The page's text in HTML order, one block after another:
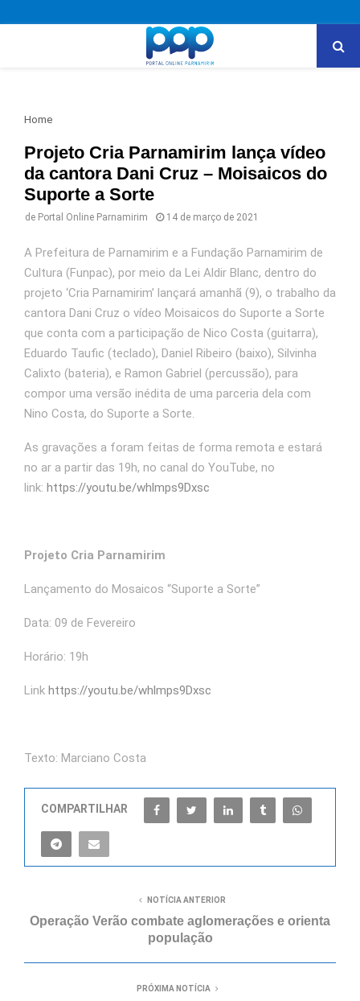
Home
Projeto Cria Parnamirim lança vídeo
da cantora Dani Cruz – Moisaicos do
Suporte a Sorte
de Portal Online Parnamirim 14 de março de 2021
A Prefeitura de Parnamirim e a Fundação Parnamirim de
Cultura (Funpac), por meio da Lei Aldir Blanc, dentro do
projeto ‘Cria Parnamirim’ lançará amanhã (9), o trabalho da
cantora Dani Cruz o vídeo Moisaicos do Suporte a Sorte
que conta com a participação de Nico Costa (guitarra),
Eduardo Taufic (teclado), Daniel Ribeiro (baixo), Silvinha
Calixto (bateria), e Ramon Gabriel (percussão), para
compor uma versão inédita de uma parceria dela com
Nino Costa, do Suporte a Sorte.
As gravações a foram feitas de forma remota e estará
no ar a partir das 19h, no canal do YouTube, no
link: https://youtu.be/whlmps9Dxsc
Projeto Cria Parnamirim
Lançamento do Mosaicos “Suporte a Sorte”
Data: 09 de Fevereiro
Horário: 19h
Link https://youtu.be/whlmps9Dxsc
Texto: Marciano Costa
COMPARTILHAR
NOTÍCIA ANTERIOR
Operação Verão combate aglomerações e orienta
população
PRÓXIMA NOTÍCIA